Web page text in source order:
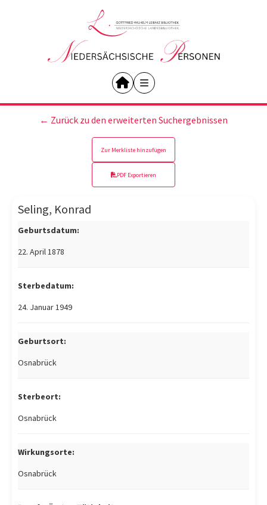
← Zurück zu den erweiterten Suchergebnissen
Zur Merkliste hinzufügen
PDF Exportieren
Seling, Konrad
Geburtsdatum:
22. April 1878
Sterbedatum:
24. Januar 1949
Geburtsort:
Osnabrück
Sterbeort:
Osnabrück
Wirkungsorte:
Osnabrück